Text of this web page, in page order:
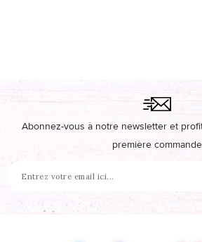
Abonnez-vous à notre newsletter et
première commande